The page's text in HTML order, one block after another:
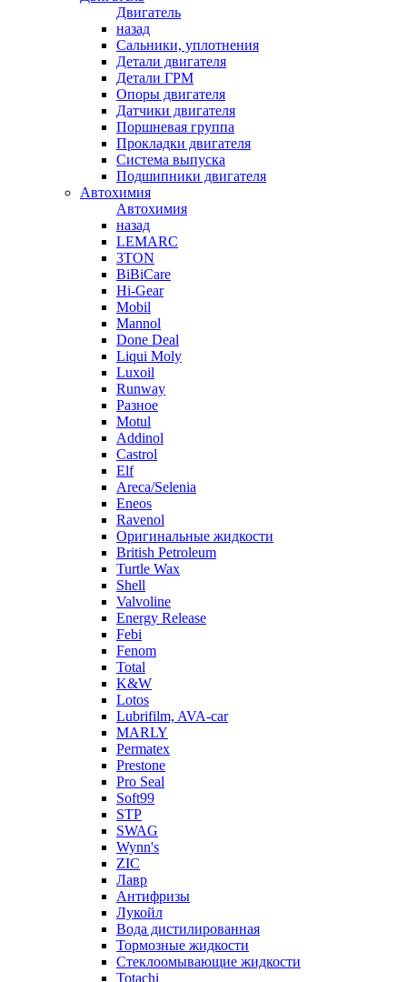
Двигатель
назад
Сальники, уплотнения
Детали двигателя
Детали ГРМ
Опоры двигателя
Датчики двигателя
Поршневая группа
Прокладки двигателя
Система выпуска
Подшипники двигателя
Автохимия
Автохимия
назад
LEMARC
3TON
BiBiCare
Hi-Gear
Mobil
Mannol
Done Deal
Liqui Moly
Luxoil
Runway
Разное
Motul
Addinol
Castrol
Elf
Areca/Selenia
Eneos
Ravenol
Оригинальные жидкости
British Petroleum
Turtle Wax
Shell
Valvoline
Energy Release
Febi
Fenom
Total
K&W
Lotos
Lubrifilm, AVA-car
MARLY
Permatex
Prestone
Pro Seal
Soft99
STP
SWAG
Wynn's
ZIC
Лавр
Антифризы
Лукойл
Вода дистилированная
Тормозные жидкости
Стеклоомывающие жидкости
Totachi